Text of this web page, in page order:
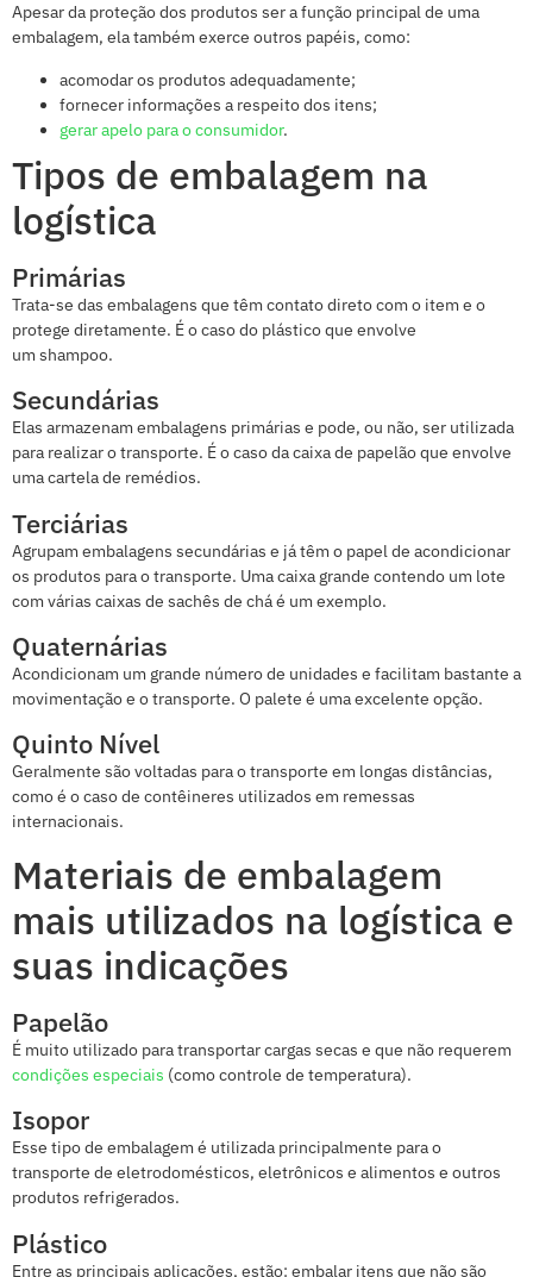
Apesar da proteção dos produtos ser a função principal de uma
embalagem, ela também exerce outros papéis, como:
acomodar os produtos adequadamente;
fornecer informações a respeito dos itens;
gerar apelo para o consumidor.
Tipos de embalagem na
logística
Primárias
Trata-se das embalagens que têm contato direto com o item e o
protege diretamente. É o caso do plástico que envolve
um shampoo.
Secundárias
Elas armazenam embalagens primárias e pode, ou não, ser utilizada
para realizar o transporte. É o caso da caixa de papelão que envolve
uma cartela de remédios.
Terciárias
Agrupam embalagens secundárias e já têm o papel de acondicionar
os produtos para o transporte. Uma caixa grande contendo um lote
com várias caixas de sachês de chá é um exemplo.
Quaternárias
Acondicionam um grande número de unidades e facilitam bastante a
movimentação e o transporte. O palete é uma excelente opção.
Quinto Nível
Geralmente são voltadas para o transporte em longas distâncias,
como é o caso de contêineres utilizados em remessas
internacionais.
Materiais de embalagem
mais utilizados na logística e
suas indicações
Papelão
É muito utilizado para transportar cargas secas e que não requerem
condições especiais (como controle de temperatura).
Isopor
Esse tipo de embalagem é utilizada principalmente para o
transporte de eletrodomésticos, eletrônicos e alimentos e outros
produtos refrigerados.
Plástico
Entre as principais aplicações, estão: embalar itens que não são